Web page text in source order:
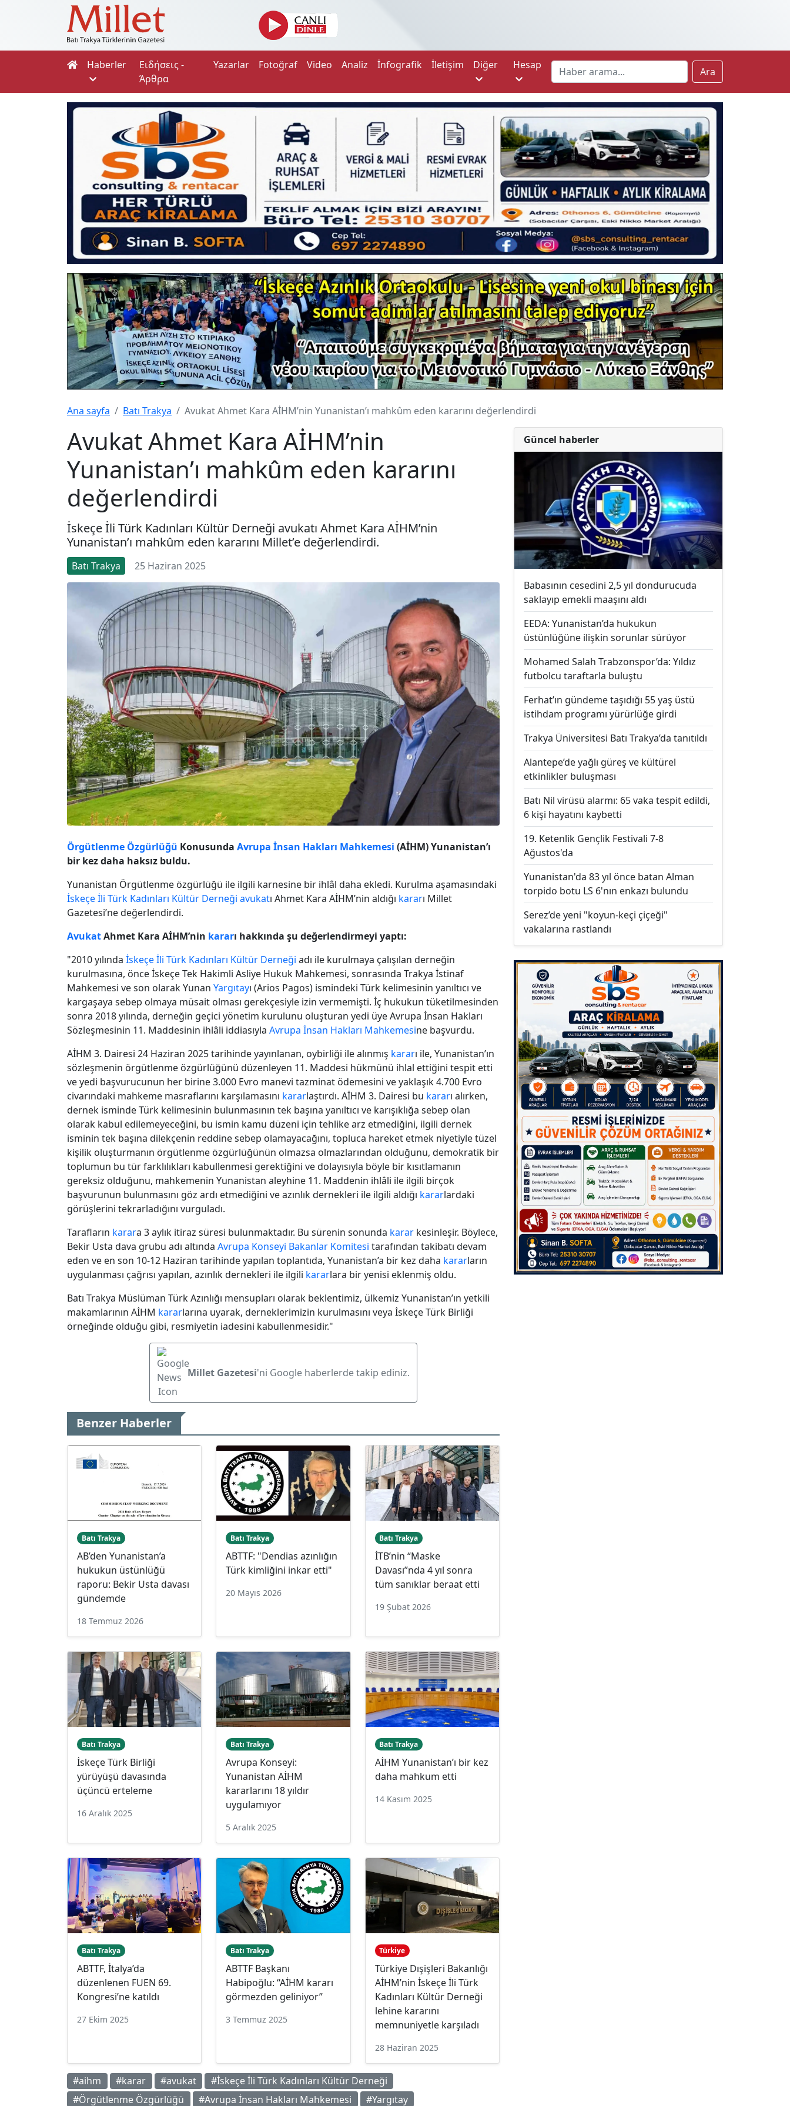
Haberler
Ειδήσεις -
Άρθρα
Yazarlar Fotoğraf Video Analiz İnfografik İletişim Diğer Hesap
Ara
Ana sayfa Batı Trakya Avukat Ahmet Kara AİHM’nin Yunanistan’ı mahkûm eden kararını değerlendirdi
Avukat Ahmet Kara AİHM’nin
Yunanistan’ı mahkûm eden kararını
değerlendirdi
İskeçe İli Türk Kadınları Kültür Derneği avukatı Ahmet Kara AİHM’nin
Yunanistan’ı mahkûm eden kararını Millet’e değerlendirdi.
Batı Trakya 25 Haziran 2025
Örgütlenme Özgürlüğü Konusunda Avrupa İnsan Hakları Mahkemesi (AİHM) Yunanistan’ı
bir kez daha haksız buldu.
Yunanistan Örgütlenme özgürlüğü ile ilgili karnesine bir ihlâl daha ekledi. Kurulma aşamasındaki
İskeçe İli Türk Kadınları Kültür Derneği avukatı Ahmet Kara AİHM’nin aldığı kararı Millet
Gazetesi’ne değerlendirdi.
AvukatAhmet Kara AİHM’nin kararı hakkında şu değerlendirmeyi yaptı:
"2010 yılında İskeçe İli Türk Kadınları Kültür Derneği adı ile kurulmaya çalışılan derneğin
kurulmasına, önce İskeçe Tek Hakimli Asliye Hukuk Mahkemesi, sonrasında Trakya İstinaf
Mahkemesi ve son olarak Yunan Yargıtayı (Arios Pagos) ismindeki Türk kelimesinin yanıltıcı ve
kargaşaya sebep olmaya müsait olması gerekçesiyle izin vermemişti. İç hukukun tüketilmesinden
sonra 2018 yılında, derneğin geçici yönetim kurulunu oluşturan yedi üye Avrupa İnsan Hakları
Sözleşmesinin 11. Maddesinin ihlâli iddiasıyla Avrupa İnsan Hakları Mahkemesine başvurdu.
AİHM 3. Dairesi 24 Haziran 2025 tarihinde yayınlanan, oybirliği ile alınmış kararı ile, Yunanistan’ın
sözleşmenin örgütlenme özgürlüğünü düzenleyen 11. Maddesi hükmünü ihlal ettiğini tespit etti
ve yedi başvurucunun her birine 3.000 Evro manevi tazminat ödemesini ve yaklaşık 4.700 Evro
civarındaki mahkeme masraflarını karşılamasını kararlaştırdı. AİHM 3. Dairesi bu kararı alırken,
dernek isminde Türk kelimesinin bulunmasının tek başına yanıltıcı ve karışıklığa sebep olan
olarak kabul edilemeyeceğini, bu ismin kamu düzeni için tehlike arz etmediğini, ilgili dernek
isminin tek başına dilekçenin reddine sebep olamayacağını, topluca hareket etmek niyetiyle tüzel
kişilik oluşturmanın örgütlenme özgürlüğünün olmazsa olmazlarından olduğunu, demokratik bir
toplumun bu tür farklılıkları kabullenmesi gerektiğini ve dolayısıyla böyle bir kısıtlamanın
gereksiz olduğunu, mahkemenin Yunanistan aleyhine 11. Maddenin ihlâli ile ilgili birçok
başvurunun bulunmasını göz ardı etmediğini ve azınlık dernekleri ile ilgili aldığı kararlardaki
görüşlerini tekrarladığını vurguladı.
Tarafların karara 3 aylık itiraz süresi bulunmaktadır. Bu sürenin sonunda karar kesinleşir. Böylece,
Bekir Usta dava grubu adı altında Avrupa Konseyi Bakanlar Komitesi tarafından takibatı devam
eden ve en son 10-12 Haziran tarihinde yapılan toplantıda, Yunanistan’a bir kez daha kararların
uygulanması çağrısı yapılan, azınlık dernekleri ile ilgili kararlara bir yenisi eklenmiş oldu.
Batı Trakya Müslüman Türk Azınlığı mensupları olarak beklentimiz, ülkemiz Yunanistan’ın yetkili
makamlarının AİHM kararlarına uyarak, derneklerimizin kurulmasını veya İskeçe Türk Birliği
örneğinde olduğu gibi, resmiyetin iadesini kabullenmesidir."
Millet Gazetesi'ni Google haberlerde takip ediniz.
Benzer Haberler
Batı Trakya
AB’den Yunanistan’a
hukukun üstünlüğü
raporu: Bekir Usta davası
gündemde
18 Temmuz 2026
Batı Trakya
ABTTF: "Dendias azınlığın
Türk kimliğini inkar etti"
20 Mayıs 2026
Batı Trakya
İTB’nin “Maske
Davası”nda 4 yıl sonra
tüm sanıklar beraat etti
19 Şubat 2026
Batı Trakya
İskeçe Türk Birliği
yürüyüşü davasında
üçüncü erteleme
16 Aralık 2025
Batı Trakya
Avrupa Konseyi:
Yunanistan AİHM
kararlarını 18 yıldır
uygulamıyor
5 Aralık 2025
Batı Trakya
AİHM Yunanistan’ı bir kez
daha mahkum etti
14 Kasım 2025
Batı Trakya
ABTTF, İtalya’da
düzenlenen FUEN 69.
Kongresi’ne katıldı
27 Ekim 2025
Batı Trakya
ABTTF Başkanı
Habipoğlu: “AİHM kararı
görmezden geliniyor”
3 Temmuz 2025
Türkiye
Türkiye Dışişleri Bakanlığı
AİHM’nin İskeçe İli Türk
Kadınları Kültür Derneği
lehine kararını
memnuniyetle karşıladı
28 Haziran 2025
#aihm #karar #avukat
#İskeçe İli Türk Kadınları Kültür Derneği
#Örgütlenme Özgürlüğü
#Avrupa İnsan Hakları Mahkemesi #Yargıtay
Güncel haberler
Babasının cesedini 2,5 yıl dondurucuda
saklayıp emekli maaşını aldı
EEDA: Yunanistan’da hukukun
üstünlüğüne ilişkin sorunlar sürüyor
Mohamed Salah Trabzonspor’da: Yıldız
futbolcu taraftarla buluştu
Ferhat’ın gündeme taşıdığı 55 yaş üstü
istihdam programı yürürlüğe girdi
Trakya Üniversitesi Batı Trakya’da tanıtıldı
Alantepe’de yağlı güreş ve kültürel
etkinlikler buluşması
Batı Nil virüsü alarmı: 65 vaka tespit edildi,
6 kişi hayatını kaybetti
19. Ketenlik Gençlik Festivali 7-8
Ağustos'da
Yunanistan'da 83 yıl önce batan Alman
torpido botu LS 6'nın enkazı bulundu
Serez’de yeni "koyun-keçi çiçeği"
vakalarına rastlandı